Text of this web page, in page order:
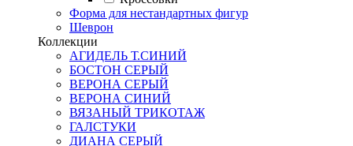
Форма для нестандартных фигур
Шеврон
Коллекции
АГИДЕЛЬ Т.СИНИЙ
БОСТОН СЕРЫЙ
ВЕРОНА СЕРЫЙ
ВЕРОНА СИНИЙ
ВЯЗАНЫЙ ТРИКОТАЖ
ГАЛСТУКИ
ДИАНА СЕРЫЙ